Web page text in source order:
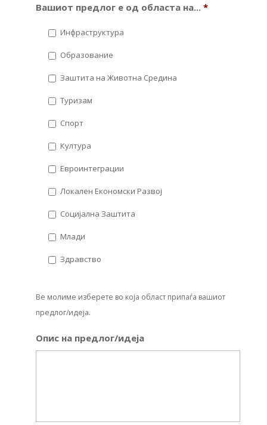
Вашиот предлог е од областа на... *
Инфраструктура
Образование
Заштита на Животна Средина
Туризам
Спорт
Култура
Евроинтеграции
Локален Економски Развој
Социјална Заштита
Млади
Здравство
Ве молиме изберете во која област припаѓа вашиот
предлог/идеја.
Опис на предлог/идеја